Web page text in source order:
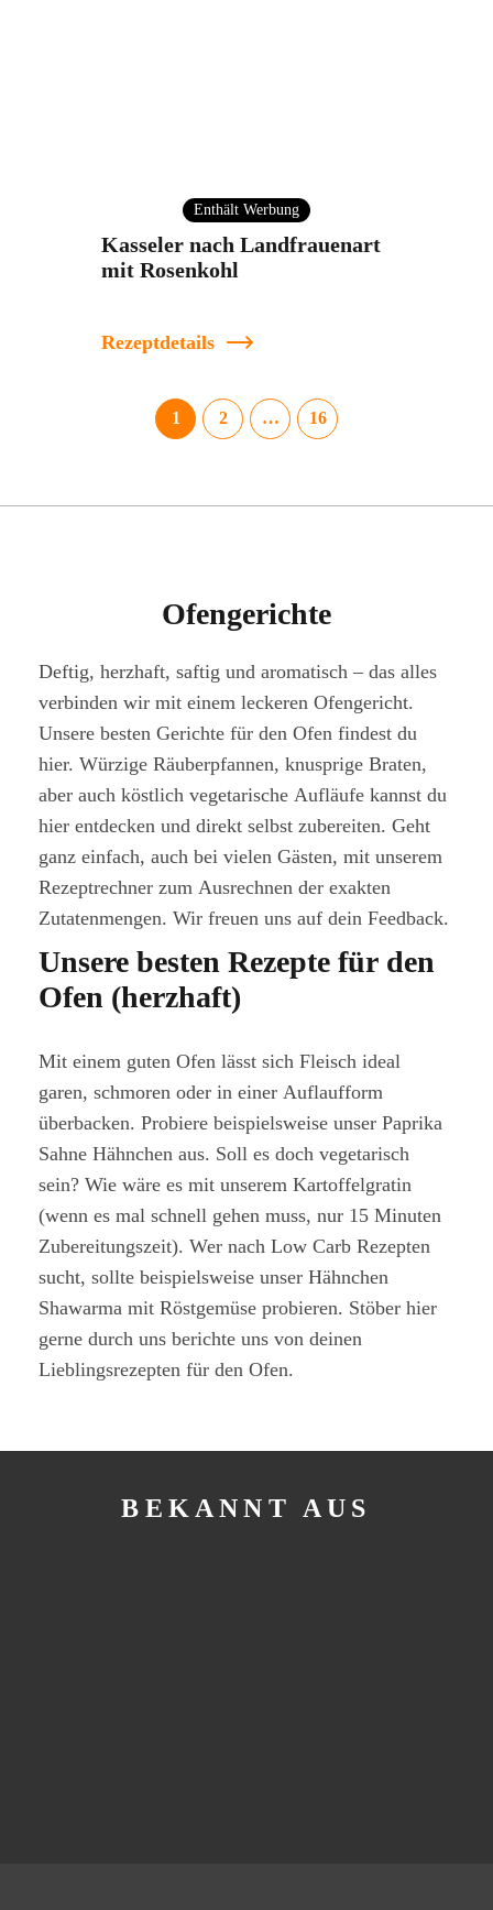
Enthält Werbung
Kasseler nach Landfrauenart
mit Rosenkohl
Rezeptdetails
1 2 … 16
Ofengerichte
Deftig, herzhaft, saftig und aromatisch – das alles
verbinden wir mit einem leckeren Ofengericht.
Unsere besten Gerichte für den Ofen findest du
hier. Würzige Räuberpfannen, knusprige Braten,
aber auch köstlich vegetarische Aufläufe kannst du
hier entdecken und direkt selbst zubereiten. Geht
ganz einfach, auch bei vielen Gästen, mit unserem
Rezeptrechner zum Ausrechnen der exakten
Zutatenmengen. Wir freuen uns auf dein Feedback.
Unsere besten Rezepte für den
Ofen (herzhaft)
Mit einem guten Ofen lässt sich Fleisch ideal
garen, schmoren oder in einer Auflaufform
überbacken. Probiere beispielsweise unser Paprika
Sahne Hähnchen aus. Soll es doch vegetarisch
sein? Wie wäre es mit unserem Kartoffelgratin
(wenn es mal schnell gehen muss, nur 15 Minuten
Zubereitungszeit). Wer nach Low Carb Rezepten
sucht, sollte beispielsweise unser Hähnchen
Shawarma mit Röstgemüse probieren. Stöber hier
gerne durch uns berichte uns von deinen
Lieblingsrezepten für den Ofen.
BEKANNT AUS